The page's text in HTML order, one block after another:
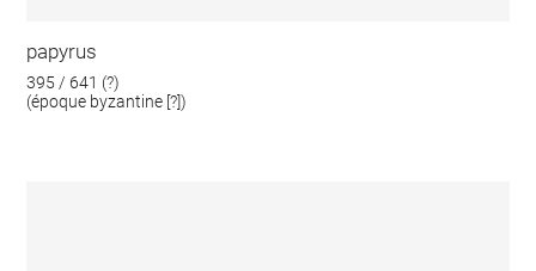
papyrus
395 / 641 (?)
(époque byzantine [?])